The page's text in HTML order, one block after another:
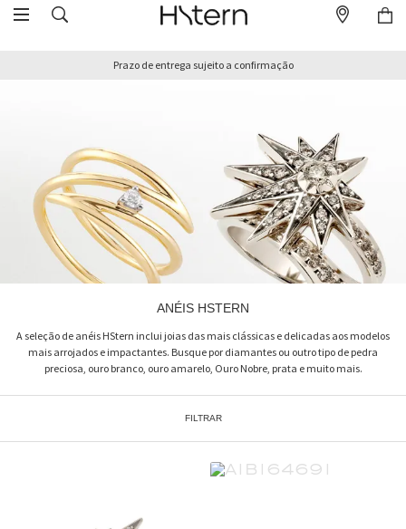
Prazo de entrega sujeito a confirmação
ANÉIS HSTERN
A seleção de anéis HStern inclui joias das mais clássicas e delicadas aos modelos
mais arrojados e impactantes. Busque por diamantes ou outro tipo de pedra
preciosa, ouro branco, ouro amarelo, Ouro Nobre, prata e muito mais.
FILTRAR